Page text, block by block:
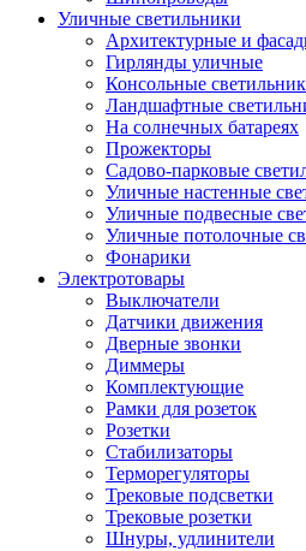
Уличные светильники
Архитектурные и
Гирлянды уличные
Консольные
Ландшафтные
На солнечных батареях
Прожекторы
Садово-парковые
Уличные настенные
Уличные подвесные
Уличные потолочные
Фонарики
Электротовары
Выключатели
Датчики движения
Дверные звонки
Диммеры
Комплектующие
Рамки для розеток
Розетки
Стабилизаторы
Терморегуляторы
Трековые подсветки
Трековые розетки
Шнуры, удлинители